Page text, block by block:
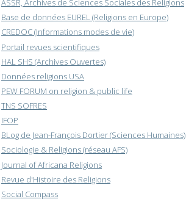
ASSR, Archives de Sciences Sociales des Religions
Base de données EUREL (Religions en Europe)
CREDOC (Informations modes de vie)
Portail revues scientifiques
HAL SHS (Archives Ouvertes)
Données religions USA
PEW FORUM on religion & public life
TNS SOFRES
IFOP
BLog de Jean-François Dortier (Sciences Humaines)
Sociologie & Religions (réseau AFS)
Journal of Africana Religions
Revue d'Histoire des Religions
Social Compass